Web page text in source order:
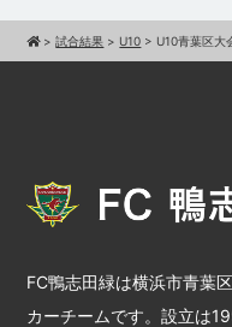
>試合結果 > U10 > U10青葉区大
FC鴨志田緑は横浜市青葉
カーチームです。設立は